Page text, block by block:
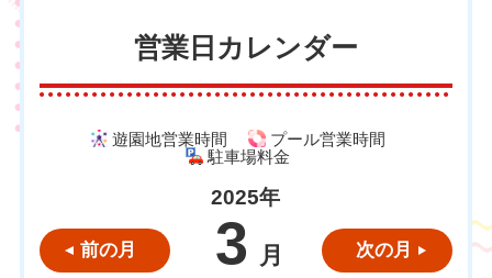
営業日カレンダー
遊園地営業時間
プール営業時間
駐車場料金
前の月
2025年
3 月 次の月